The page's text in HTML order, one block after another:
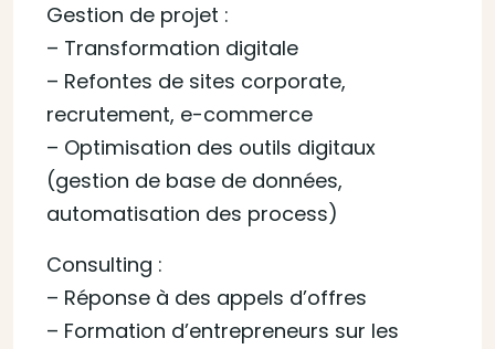
Gestion de projet :
– Transformation digitale
– Refontes de sites corporate,
recrutement, e-commerce
– Optimisation des outils digitaux
(gestion de base de données,
automatisation des process)
Consulting :
– Réponse à des appels d’offres
– Formation d’entrepreneurs sur les